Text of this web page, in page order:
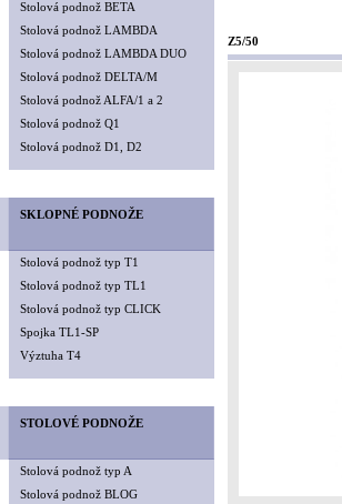
Stolová podnož BETA
Stolová podnož LAMBDA
Stolová podnož LAMBDA DUO
Stolová podnož DELTA/M
Stolová podnož ALFA/1 a 2
Stolová podnož Q1
Stolová podnož D1, D2
SKLOPNÉ PODNOŽE
Stolová podnož typ T1
Stolová podnož typ TL1
Stolová podnož typ CLICK
Spojka TL1-SP
Výztuha T4
STOLOVÉ PODNOŽE
Stolová podnož typ A
Stolová podnož BLOG
Z5/50